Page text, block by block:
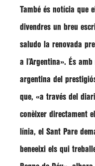
També és notícia que
divendres un breu
saludo la renovada
a l’Argentina». És
argentina del
que, «a través del
conèixer directament
línia, el Sant Pare
beneeixi els qui